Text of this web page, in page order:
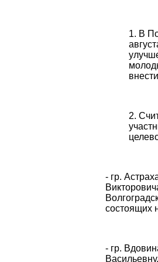
В
- гр.
состоящих
- гр.